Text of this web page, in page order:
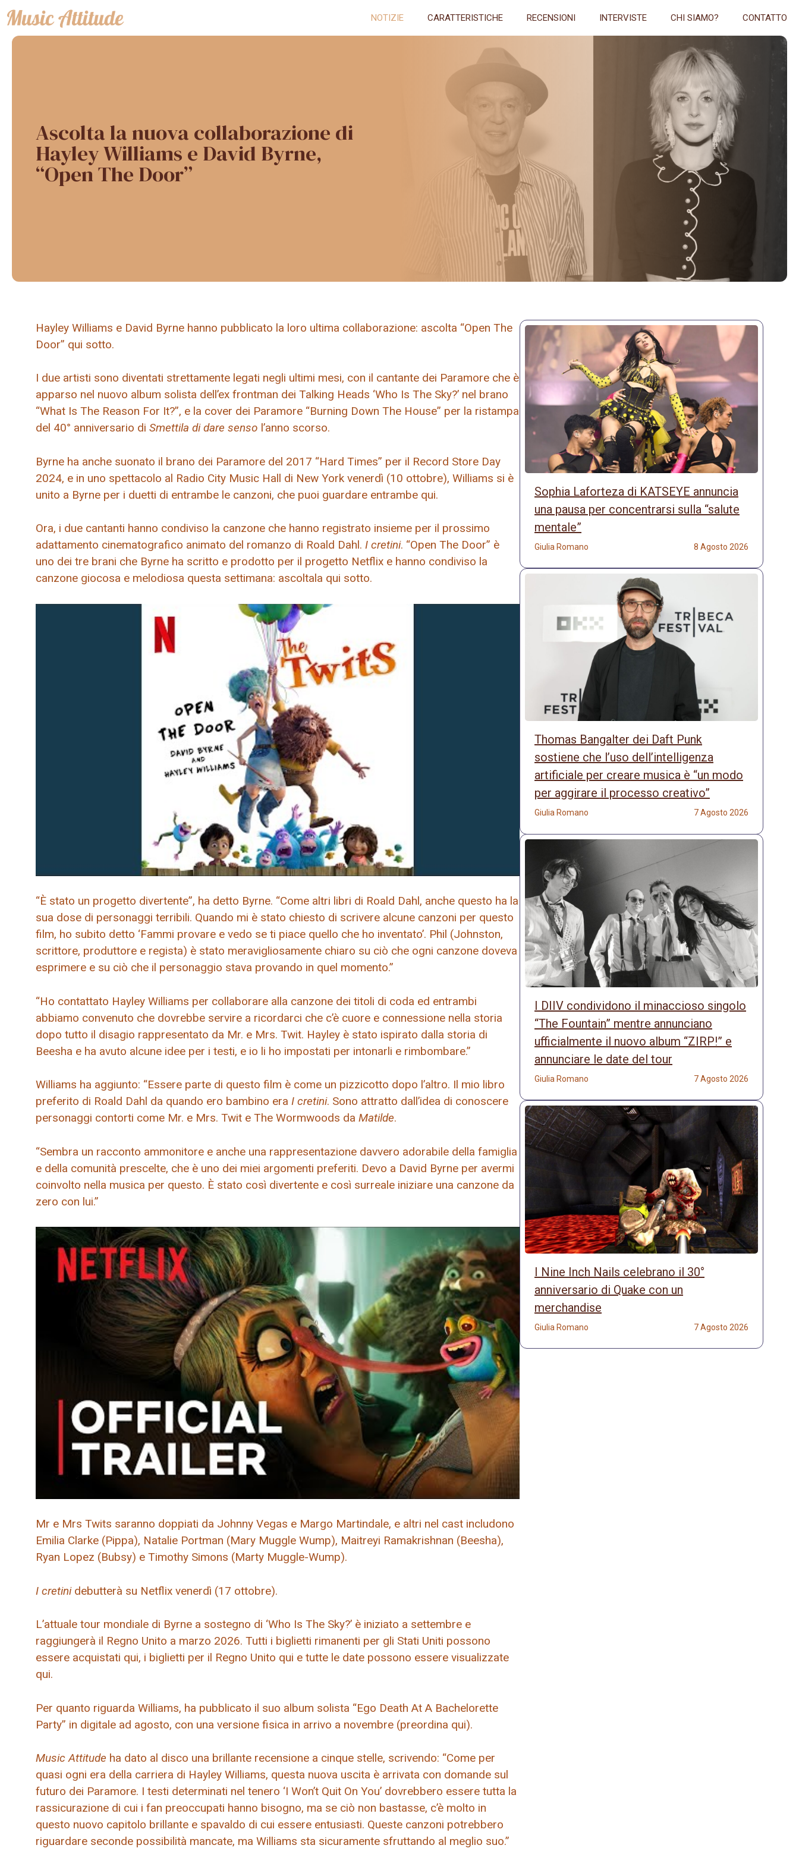
Vai
al
contenuto
NOTIZIE CARATTERISTICHE RECENSIONI INTERVISTE CHI SIAMO? CONTATTO
Ascolta la nuova collaborazione di
Hayley Williams e David Byrne,
“Open The Door”
Hayley Williams e David Byrne hanno pubblicato la loro ultima collaborazione: ascolta “Open The
Door” qui sotto.
I due artisti sono diventati strettamente legati negli ultimi mesi, con il cantante dei Paramore che è
apparso nel nuovo album solista dell’ex frontman dei Talking Heads ‘Who Is The Sky?’ nel brano
“What Is The Reason For It?”, e la cover dei Paramore “Burning Down The House” per la ristampa
del 40° anniversario di Smettila di dare senso l’anno scorso.
Byrne ha anche suonato il brano dei Paramore del 2017 “Hard Times” per il Record Store Day
2024, e in uno spettacolo al Radio City Music Hall di New York venerdì (10 ottobre), Williams si è
unito a Byrne per i duetti di entrambe le canzoni, che puoi guardare entrambe qui.
Ora, i due cantanti hanno condiviso la canzone che hanno registrato insieme per il prossimo
adattamento cinematografico animato del romanzo di Roald Dahl. I cretini. “Open The Door” è
uno dei tre brani che Byrne ha scritto e prodotto per il progetto Netflix e hanno condiviso la
canzone giocosa e melodiosa questa settimana: ascoltala qui sotto.
“È stato un progetto divertente”, ha detto Byrne. “Come altri libri di Roald Dahl, anche questo ha la
sua dose di personaggi terribili. Quando mi è stato chiesto di scrivere alcune canzoni per questo
film, ho subito detto ‘Fammi provare e vedo se ti piace quello che ho inventato’. Phil (Johnston,
scrittore, produttore e regista) è stato meravigliosamente chiaro su ciò che ogni canzone doveva
esprimere e su ciò che il personaggio stava provando in quel momento.”
“Ho contattato Hayley Williams per collaborare alla canzone dei titoli di coda ed entrambi
abbiamo convenuto che dovrebbe servire a ricordarci che c’è cuore e connessione nella storia
dopo tutto il disagio rappresentato da Mr. e Mrs. Twit. Hayley è stato ispirato dalla storia di
Beesha e ha avuto alcune idee per i testi, e io li ho impostati per intonarli e rimbombare.”
Williams ha aggiunto: “Essere parte di questo film è come un pizzicotto dopo l’altro. Il mio libro
preferito di Roald Dahl da quando ero bambino era I cretini. Sono attratto dall’idea di conoscere
personaggi contorti come Mr. e Mrs. Twit e The Wormwoods da Matilde.
“Sembra un racconto ammonitore e anche una rappresentazione davvero adorabile della famiglia
e della comunità prescelte, che è uno dei miei argomenti preferiti. Devo a David Byrne per avermi
coinvolto nella musica per questo. È stato così divertente e così surreale iniziare una canzone da
zero con lui.”
Mr e Mrs Twits saranno doppiati da Johnny Vegas e Margo Martindale, e altri nel cast includono
Emilia Clarke (Pippa), Natalie Portman (Mary Muggle Wump), Maitreyi Ramakrishnan (Beesha),
Ryan Lopez (Bubsy) e Timothy Simons (Marty Muggle-Wump).
I cretinidebutterà su Netflix venerdì (17 ottobre).
L’attuale tour mondiale di Byrne a sostegno di ‘Who Is The Sky?’ è iniziato a settembre e
raggiungerà il Regno Unito a marzo 2026. Tutti i biglietti rimanenti per gli Stati Uniti possono
essere acquistati qui, i biglietti per il Regno Unito qui e tutte le date possono essere visualizzate
qui.
Per quanto riguarda Williams, ha pubblicato il suo album solista “Ego Death At A Bachelorette
Party” in digitale ad agosto, con una versione fisica in arrivo a novembre (preordina qui).
Music Attitude ha dato al disco una brillante recensione a cinque stelle, scrivendo: “Come per
quasi ogni era della carriera di Hayley Williams, questa nuova uscita è arrivata con domande sul
futuro dei Paramore. I testi determinati nel tenero ‘I Won’t Quit On You’ dovrebbero essere tutta la
rassicurazione di cui i fan preoccupati hanno bisogno, ma se ciò non bastasse, c’è molto in
questo nuovo capitolo brillante e spavaldo di cui essere entusiasti. Queste canzoni potrebbero
riguardare seconde possibilità mancate, ma Williams sta sicuramente sfruttando al meglio suo.”
Sophia Laforteza di KATSEYE annuncia
una pausa per concentrarsi sulla “salute
mentale”
Giulia Romano 8 Agosto 2026
Thomas Bangalter dei Daft Punk
sostiene che l’uso dell’intelligenza
artificiale per creare musica è “un modo
per aggirare il processo creativo”
Giulia Romano 7 Agosto 2026
I DIIV condividono il minaccioso singolo
“The Fountain” mentre annunciano
ufficialmente il nuovo album “ZIRP!” e
annunciare le date del tour
Giulia Romano 7 Agosto 2026
I Nine Inch Nails celebrano il 30°
anniversario di Quake con un
merchandise
Giulia Romano 7 Agosto 2026